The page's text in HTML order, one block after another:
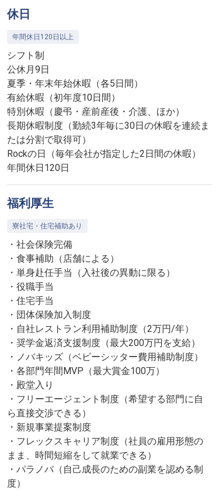
休日
年間休日120日以上
シフト制
公休月9日
夏季・年末年始休暇（各5日間）
有給休暇（初年度10日間）
特別休暇（慶弔・産前産後・介護、ほか）
長期休暇制度（勤続3年毎に30日の休暇を連続ま
たは分割で取得可）
Rockの日（毎年会社が指定した2日間の休暇）
年間休日120日
福利厚生
寮社宅・住宅補助あり
・社会保険完備
・食事補助（店舗による）
・単身赴任手当（入社後の異動に限る）
・役職手当
・住宅手当
・団体保険加入制度
・自社レストラン利用補助制度（2万円/年）
・奨学金返済支援制度（最大200万円を支給）
・ノバキッズ（ベビーシッター費用補助制度）
・各部門年間MVP（最大賞金100万）
・殿堂入り
・フリーエージェント制度（希望する部門に自
ら直接交渉できる）
・新規事業提案制度
・フレックスキャリア制度（社員の雇用形態の
まま、時間短縮をして就業できる）
・パラノバ（自己成長のための副業を認める制
度）